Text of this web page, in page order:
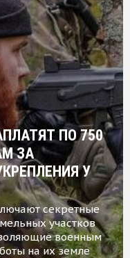
ПО 750
ЗА
У
секретные
участков
военным
на их земле